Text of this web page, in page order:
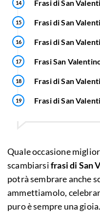
Frasi di San
Frasi di San
Frasi di San
Frasi San
Frasi di San
Frasi di San
Quale occasione
scambiarsifrasi di San
potrà sembrare anche
ammettiamolo,
puro è sempre una